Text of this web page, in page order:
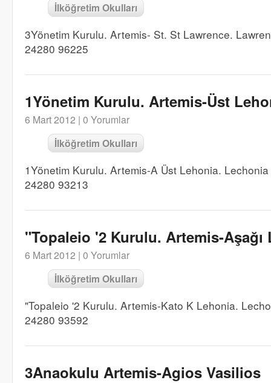
İlköğretim Okulları
3Yönetim Kurulu. Artemis- St. St Lawrence.
24280 96225
1Yönetim Kurulu. Artemis-Üst
6 Mart 2012 | 0 Yorumlar
İlköğretim Okulları
1Yönetim Kurulu. Artemis-A Üst Lehonia.
24280 93213
"Topaleio '2 Kurulu. Artemis-Aşağı
6 Mart 2012 | 0 Yorumlar
İlköğretim Okulları
"Topaleio '2 Kurulu. Artemis-Kato K Lehonia.
24280 93592
3Anaokulu Artemis-Agios Vasilios